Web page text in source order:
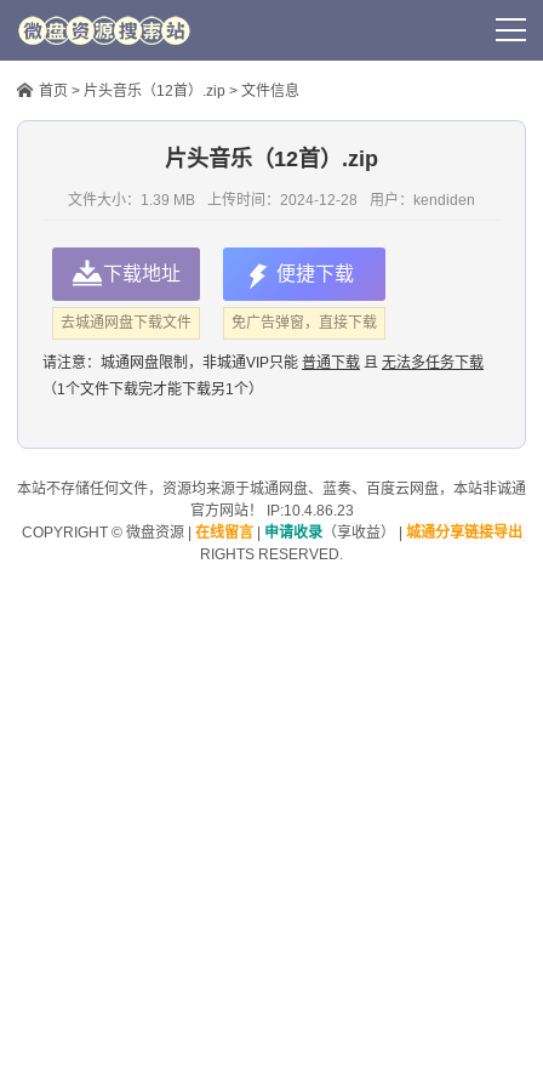
首页 > 片头音乐（12首）.zip > 文件信息
片头音乐（12首）.zip
文件大小：1.39 MB 上传时间： 2024-12-28 用户： kendiden
下载地址
去城通网盘下载文件
便捷下载
免广告弹窗，直接下载
请注意： 城通网盘限制，非城通VIP只能 普通下载 且 无法多任务下载
（1个文件下载完才能下载另1个）
本站不存储任何文件，资源均来源于城通网盘、蓝奏、 百度云网盘，本站非诚通
官方网站！ IP:10.4.86.23
COPYRIGHT © 微盘资源| 在线留言| 申请收录（享收益）
城通分享链接导出
RIGHTS RESERVED.